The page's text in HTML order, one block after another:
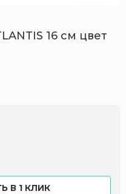
16 см цвет
В 1 КЛИК